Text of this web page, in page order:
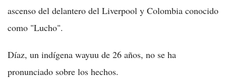
ascenso del delantero del Liverpool y Colombia conocido
como "Lucho".
Díaz, un indígena wayuu de 26 años, no se ha
pronunciado sobre los hechos.